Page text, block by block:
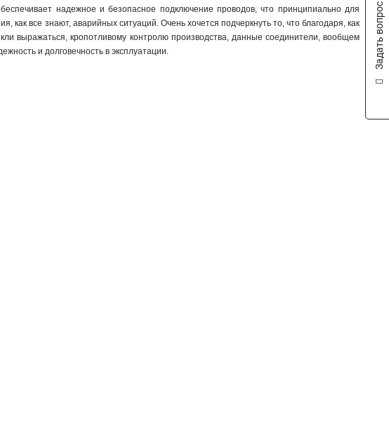
надежное и безопасное подключение проводов, что принципиально для
все знают, аварийных ситуаций. Очень хочется подчеркнуть то, что благодаря, как
выражаться, кропотливому контролю производства, данные соединители, вообщем
и долговечность в эксплуатации.
Задать вопрос